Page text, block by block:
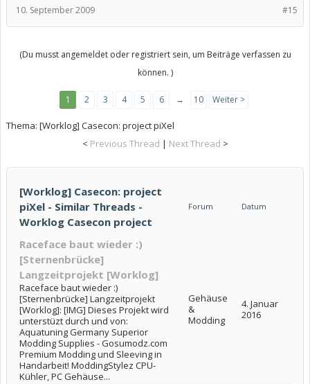
#15
10. September 2009
(Du musst angemeldet oder registriert sein, um Beiträge verfassen zu
können. )
1 2 3 4 5 6 → 10 Weiter >
Thema: [Worklog] Casecon: project piXel
< Previous Thread | Next Thread >
[Worklog] Casecon: project
piXel - Similar Threads -
Worklog Casecon project
Forum Datum
Raceface baut wieder :)
[Sternenbrücke]
Langzeitprojekt [Worklog]
Raceface baut wieder :)
[Sternenbrücke] Langzeitprojekt
[Worklog]: [IMG] Dieses Projekt wird
unterstüzt durch und von:
Aquatuning Germany Superior
Modding Supplies - Gosumodz.com
Premium Modding und Sleeving in
Handarbeit! ModdingStylez CPU-
Kühler, PC Gehäuse...
Gehäuse
&
Modding
4. Januar
2016